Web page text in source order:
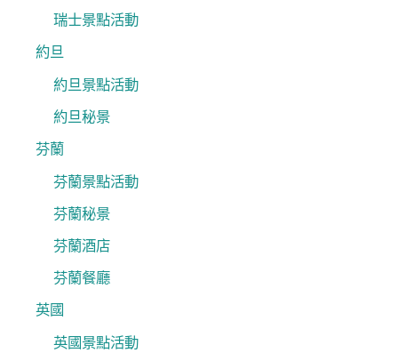
瑞士景點活動
約旦
約旦景點活動
約旦秘景
芬蘭
芬蘭景點活動
芬蘭秘景
芬蘭酒店
芬蘭餐廳
英國
英國景點活動